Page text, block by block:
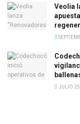
Veolia
JULIO